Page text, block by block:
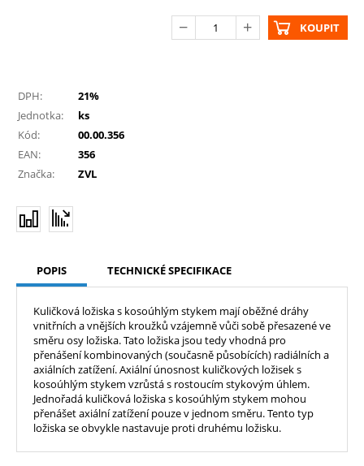
KOUPIT
DPH:
21%
Jednotka:
ks
Kód:
00.00.356
EAN:
356
Značka:
ZVL
POPIS TECHNICKÉ SPECIFIKACE
Kuličková ložiska s kosoúhlým stykem mají oběžné dráhy
vnitřních a vnějších kroužků vzájemně vůči sobě přesazené ve
směru osy ložiska. Tato ložiska jsou tedy vhodná pro
přenášení kombinovaných (současně působících) radiálních a
axiálních zatížení. Axiální únosnost kuličkových ložisek s
kosoúhlým stykem vzrůstá s rostoucím stykovým úhlem.
Jednořadá kuličková ložiska s kosoúhlým stykem mohou
přenášet axiální zatížení pouze v jednom směru. Tento typ
ložiska se obvykle nastavuje proti druhému ložisku.